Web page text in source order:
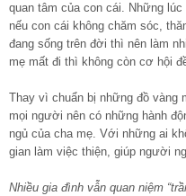
quan tâm của con cái. Những
nếu con cái không chăm sóc,
đang sống trên đời thì nên làm
mẹ mất đi thì không còn cơ hội
Thay vì chuẩn bị những đồ vàng
mọi người nên có những hành
ngủ của cha mẹ. Với những ai
gian làm việc thiện, giúp người
Nhiều gia đình vẫn quan niệm